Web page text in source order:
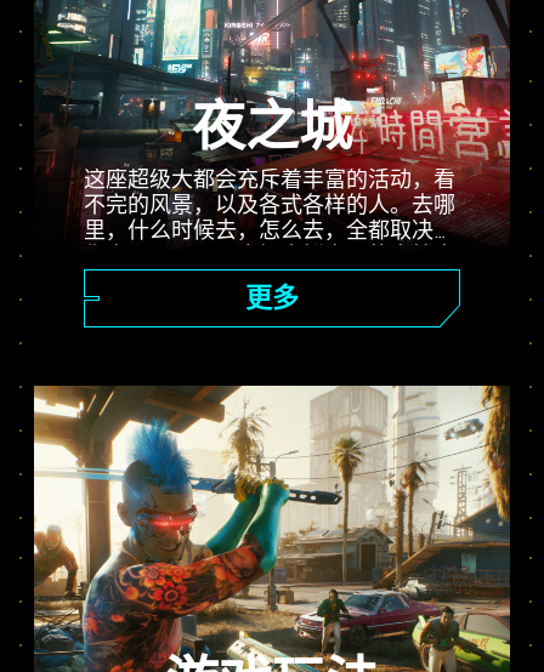
夜之城
这座超级大都会充斥着丰富的活动，看
不完的风景，以及各式各样的人。去哪
里，什么时候去，怎么去，全都取决于
厦，到一望无际的恶土乡郊，夜之城充
满了等待玩家发现的惊喜。
更多